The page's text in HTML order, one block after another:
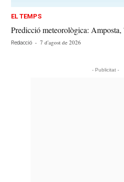
EL TEMPS
Predicció meteorològica:
Redacció - 7 d'agost de 2026
- Publicitat -